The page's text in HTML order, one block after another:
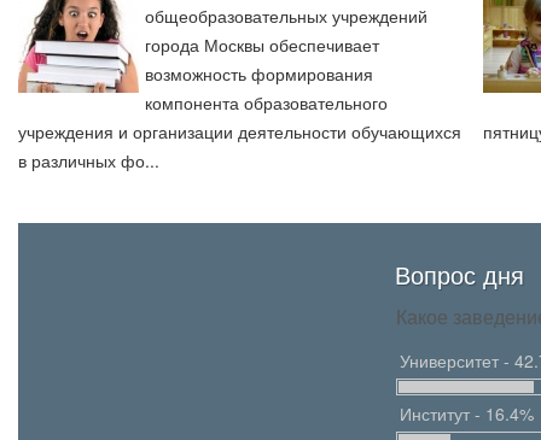
общеобразовательных учреждений
города Москвы обеспечивает
возможность формирования
компонента образовательного
учреждения и организации деятельности обучающихся
в различных фо...
Вопрос дня
Какое
Университет -
Институт - 16.4%